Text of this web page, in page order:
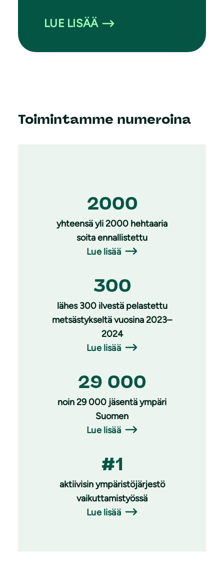
LUE LISÄÄ
Toimintamme numeroina
2000
yhteensä yli 2000 hehtaaria
soita ennallistettu
Lue lisää
300
lähes 300 ilvestä pelastettu
metsästykseltä vuosina 2023–
2024
Lue lisää
29 000
noin 29 000 jäsentä ympäri
Suomen
Lue lisää
#1
aktiivisin ympäristöjärjestö
vaikuttamistyössä
Lue lisää